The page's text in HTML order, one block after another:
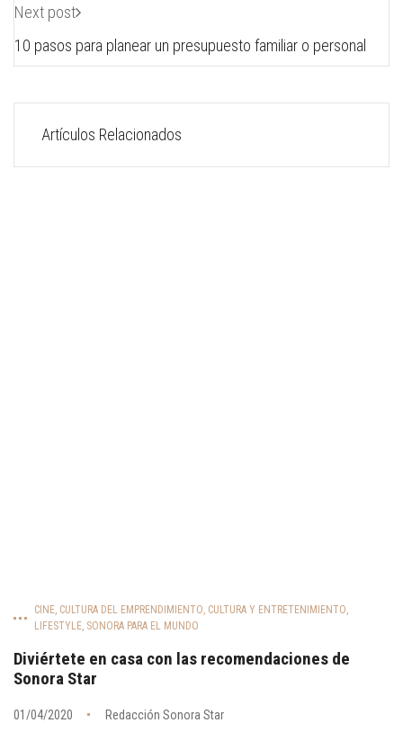
Next post
10 pasos para planear un presupuesto familiar o personal
Artículos Relacionados
CINE, CULTURA DEL EMPRENDIMIENTO, CULTURA Y ENTRETENIMIENTO,
LIFESTYLE, SONORA PARA EL MUNDO
Diviértete en casa con las recomendaciones de
Sonora Star
01/04/2020 Redacción Sonora Star